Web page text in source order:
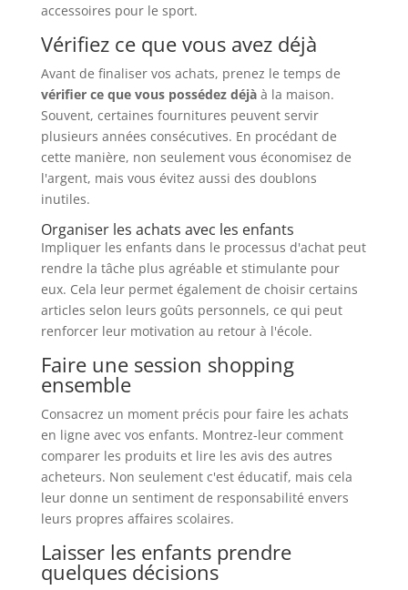
accessoires pour le sport.
Vérifiez ce que vous avez déjà
Avant de finaliser vos achats, prenez le temps de
vérifier ce que vous possédez déjàà la maison.
Souvent, certaines fournitures peuvent servir
plusieurs années consécutives. En procédant de
cette manière, non seulement vous économisez de
l'argent, mais vous évitez aussi des doublons
inutiles.
Organiser les achats avec les enfants
Impliquer les enfants dans le processus d'achat peut
rendre la tâche plus agréable et stimulante pour
eux. Cela leur permet également de choisir certains
articles selon leurs goûts personnels, ce qui peut
renforcer leur motivation au retour à l'école.
Faire une session shopping
ensemble
Consacrez un moment précis pour faire les achats
en ligne avec vos enfants. Montrez-leur comment
comparer les produits et lire les avis des autres
acheteurs. Non seulement c'est éducatif, mais cela
leur donne un sentiment de responsabilité envers
leurs propres affaires scolaires.
Laisser les enfants prendre
quelques décisions